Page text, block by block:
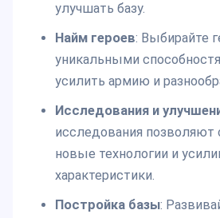
улучшать базу.
Найм героев: Выбирайте
уникальными
усилить армию и
Исследования и
исследования позволяют
новые технологии и
характеристики.
Постройка базы: